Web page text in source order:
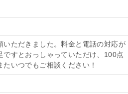
いただきました。料金と電話の対応が
ですとおっしゃっていただけ、100点
いつでもご相談ください！